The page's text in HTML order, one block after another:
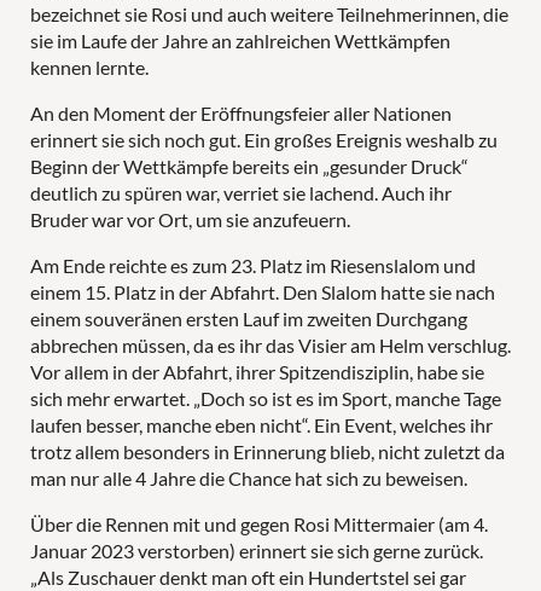
bezeichnet sie Rosi und auch weitere Teilnehmerinnen, die
sie im Laufe der Jahre an zahlreichen Wettkämpfen
kennen lernte.
An den Moment der Eröffnungsfeier aller Nationen
erinnert sie sich noch gut. Ein großes Ereignis weshalb zu
Beginn der Wettkämpfe bereits ein „gesunder Druck“
deutlich zu spüren war, verriet sie lachend. Auch ihr
Bruder war vor Ort, um sie anzufeuern.
Am Ende reichte es zum 23. Platz im Riesenslalom und
einem 15. Platz in der Abfahrt. Den Slalom hatte sie nach
einem souveränen ersten Lauf im zweiten Durchgang
abbrechen müssen, da es ihr das Visier am Helm verschlug.
Vor allem in der Abfahrt, ihrer Spitzendisziplin, habe sie
sich mehr erwartet. „Doch so ist es im Sport, manche Tage
laufen besser, manche eben nicht“. Ein Event, welches ihr
trotz allem besonders in Erinnerung blieb, nicht zuletzt da
man nur alle 4 Jahre die Chance hat sich zu beweisen.
Über die Rennen mit und gegen Rosi Mittermaier (am 4.
Januar 2023 verstorben) erinnert sie sich gerne zurück.
„Als Zuschauer denkt man oft ein Hundertstel sei gar